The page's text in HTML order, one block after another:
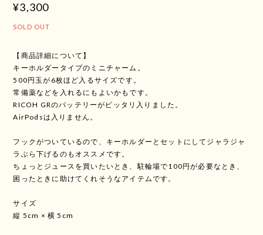
¥3,300
SOLD OUT
【商品詳細について】
キーホルダータイプのミニチャーム。
500円玉が6枚ほど入るサイズです。
常備薬などを入れるにもよいかもです。
RICOH GRのバッテリーがピッタリ入りました。
AirPodsは入りません。
フックがついているので、キーホルダーとセットにしてジャラジャ
ラぶら下げるのもオススメです。
ちょっとジュースを買いたいとき、駐輪場で100円が必要なとき、
困ったときに助けてくれそうなアイテムです。
サイズ
縦 5cm × 横 5cm